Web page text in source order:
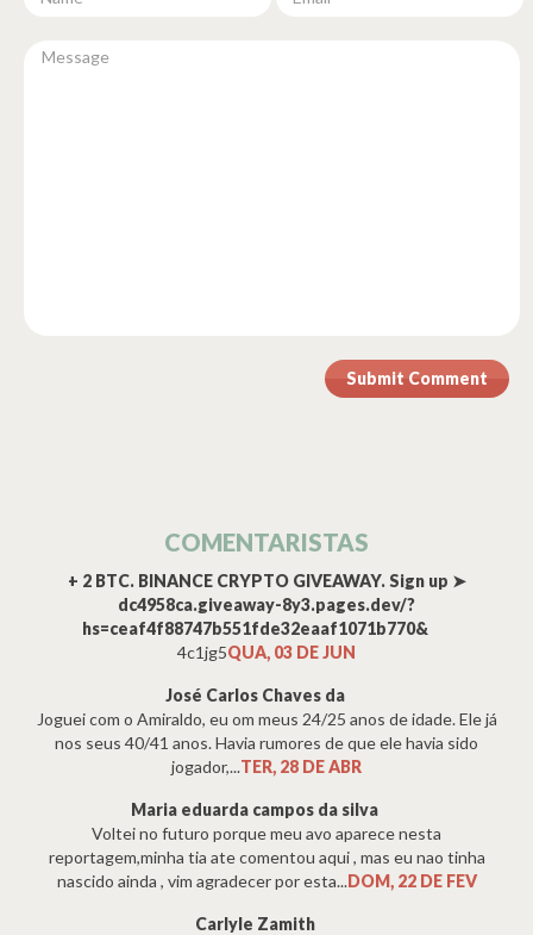
Submit Comment
COMENTARISTAS
+ 2 BTC. BINANCE CRYPTO GIVEAWAY. Sign up ➤
dc4958ca.giveaway-8y3.pages.dev/?
hs=ceaf4f88747b551fde32eaaf1071b770&
4c1jg5QUA, 03 DE JUN
José Carlos Chaves da
Joguei com o Amiraldo, eu om meus 24/25 anos de idade. Ele já
nos seus 40/41 anos. Havia rumores de que ele havia sido
jogador,...TER, 28 DE ABR
Maria eduarda campos da silva
Voltei no futuro porque meu avo aparece nesta
reportagem,minha tia ate comentou aqui , mas eu nao tinha
nascido ainda , vim agradecer por esta...DOM, 22 DE FEV
Carlyle Zamith